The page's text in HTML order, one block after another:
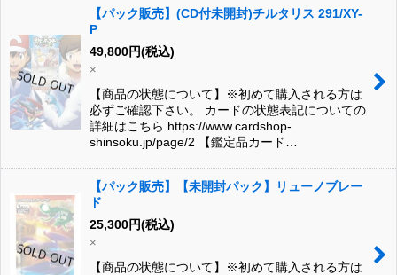
【パック販売】(CD付未開封)チルタリス 291/XY-
P
49,800円(税込)
×
【商品の状態について】※初めて購入される方は
必ずご確認下さい。 カードの状態表記についての
詳細はこちら https://www.cardshop-
shinsoku.jp/page/2 【鑑定品カード…
【パック販売】【未開封パック】リューノブレー
ド
25,300円(税込)
×
【商品の状態について】※初めて購入される方は